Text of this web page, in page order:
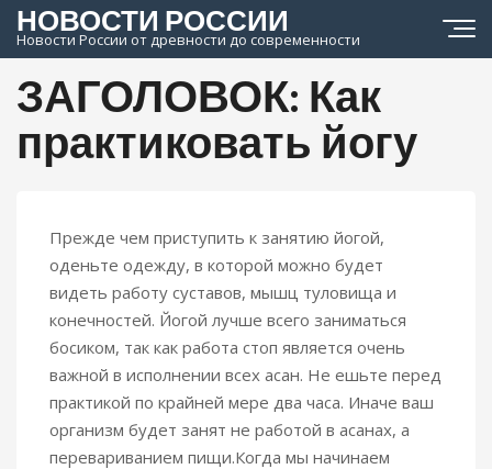
НОВОСТИ РОССИИ
Новости России от древности до современности
ЗАГОЛОВОК: Как
практиковать йогу
ИНТЕРЕСНЫЕ НОВОСТИ
Прежде чем приступить к занятию йогой,
оденьте одежду, в которой можно будет
видеть работу суставов, мышц туловища и
конечностей. Йогой лучше всего заниматься
босиком, так как работа стоп является очень
важной в исполнении всех асан. Не ешьте перед
практикой по крайней мере два часа. Иначе ваш
организм будет занят не работой в асанах, а
перевариванием пищи.Когда мы начинаем